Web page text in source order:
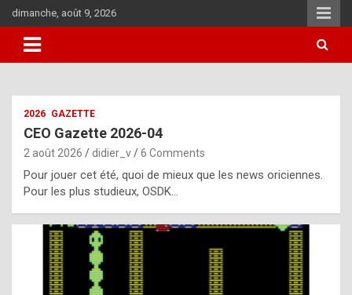
Skip
to
content
dimanche, août 9, 2026
i
u
l
2026 GAZETTE
CEO Gazette 2026-04
2 août 2026 didier_v 6 Comments
Pour jouer cet été, quoi de mieux que les news oriciennes.
Pour les plus studieux, OSDK…